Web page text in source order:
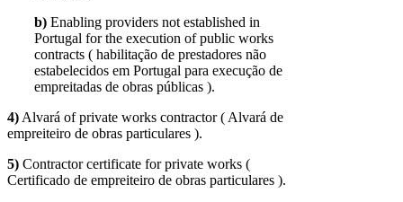
b) Enabling providers not established in
Portugal for the execution of public works
contracts ( habilitação de prestadores não
estabelecidos em Portugal para execução de
empreitadas de obras públicas ).
4) Alvará of private works contractor ( Alvará de
empreiteiro de obras particulares ).
5) Contractor certificate for private works (
Certificado de empreiteiro de obras particulares ).